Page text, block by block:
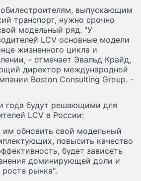
выпускающим
транспорт, нужно срочно
модельный ряд. "У
LCV основные модели
жизненного цикла и
- отмечает Эвальд Крайд,
директор международной
Boston Consulting Group. -
года будут решающими для
LCV в России:
им обновить свой модельный
повысить качество
будет зависеть
доминирующей доли и
рынка".